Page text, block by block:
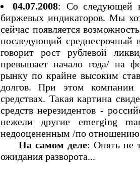
04.07.2008: Со следующей
биржевых индикаторов. Мы
сейчас появляется
последующий среднесрочный
говорит рост рублевой
превышает начало года/ на
рынку по крайне высоким
долгов. При этом
средствах. Такая картина
средств нерезидентов -
нежели другие emerging
недооцененным /по
На самом деле: Опять не
ожидания разворота...